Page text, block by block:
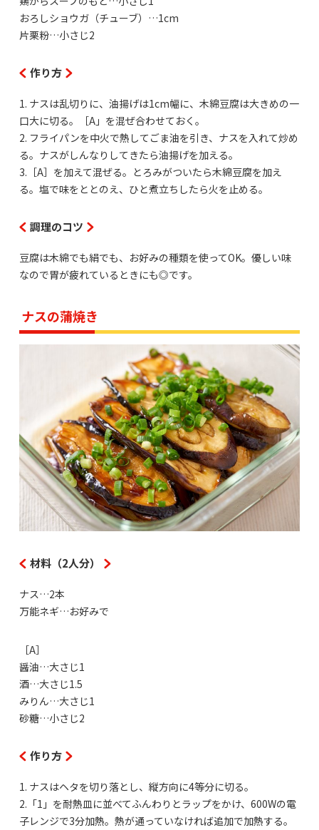
おろしショウガ（チューブ）…1cm
片栗粉…小さじ2
作り方
1. ナスは乱切りに、油揚げは1cm幅に、木綿豆腐は大きめの一
口大に切る。［A」を混ぜ合わせておく。
2. フライパンを中火で熱してごま油を引き、ナスを入れて炒め
る。ナスがしんなりしてきたら油揚げを加える。
3.［A］を加えて混ぜる。とろみがついたら木綿豆腐を加え
る。塩で味をととのえ、ひと煮立ちしたら火を止める。
調理のコツ
豆腐は木綿でも絹でも、お好みの種類を使ってOK。優しい味
なので胃が疲れているときにも◎です。
ナスの蒲焼き
材料（2人分）
ナス…2本
万能ネギ…お好みで
［A］
醤油…大さじ1
酒…大さじ1.5
みりん…大さじ1
砂糖…小さじ2
作り方
1. ナスはヘタを切り落とし、縦方向に4等分に切る。
2.「1」を耐熱皿に並べてふんわりとラップをかけ、600Wの電
子レンジで3分加熱。熱が通っていなければ追加で加熱する。